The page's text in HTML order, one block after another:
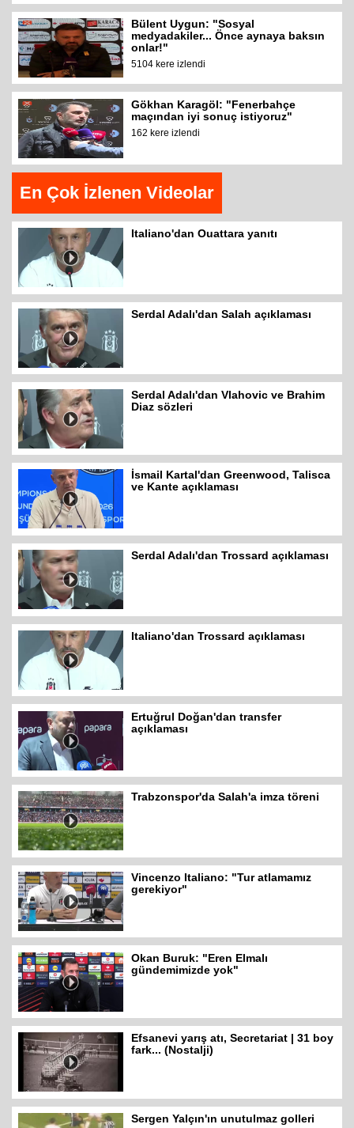
Bülent Uygun: "Sosyal
medyadakiler... Önce aynaya baksın
onlar!"
5104 kere izlendi
Gökhan Karagöl: "Fenerbahçe
maçından iyi sonuç istiyoruz"
162 kere izlendi
En Çok İzlenen Videolar
Italiano'dan Ouattara yanıtı
Serdal Adalı'dan Salah açıklaması
Serdal Adalı'dan Vlahovic ve Brahim
Diaz sözleri
İsmail Kartal'dan Greenwood, Talisca
ve Kante açıklaması
Serdal Adalı'dan Trossard açıklaması
Italiano'dan Trossard açıklaması
Ertuğrul Doğan'dan transfer
açıklaması
Trabzonspor'da Salah'a imza töreni
Vincenzo Italiano: "Tur atlamamız
gerekiyor"
Okan Buruk: "Eren Elmalı
gündemimizde yok"
Efsanevi yarış atı, Secretariat | 31 boy
fark... (Nostalji)
Sergen Yalçın'ın unutulmaz golleri